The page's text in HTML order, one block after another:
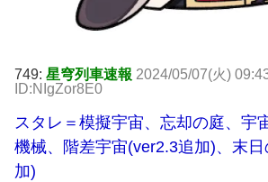
749: 星穹列車速報 2024/05/07(火)
ID:NIgZor8E0
スタレ＝模擬宇宙、忘却の庭、宇
機械、階差宇宙(ver2.3追加)、末
加)